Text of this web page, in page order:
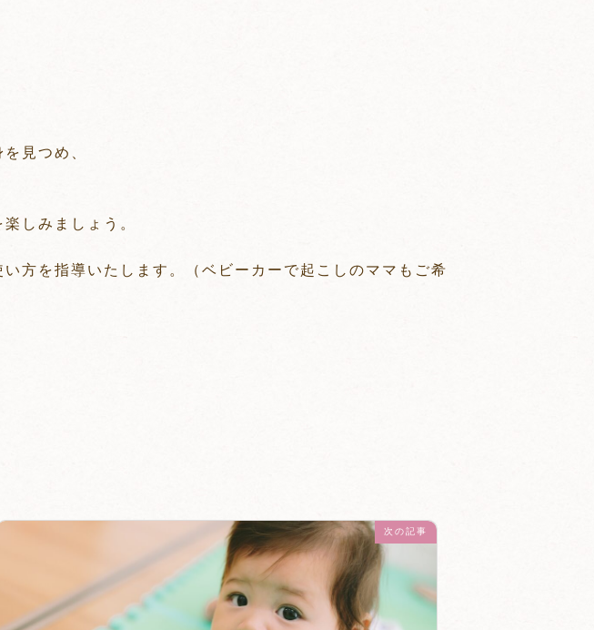
見つめ、
しみましょう。
方を指導いたします。（ベビーカーで起こしのママもご希
次の記事